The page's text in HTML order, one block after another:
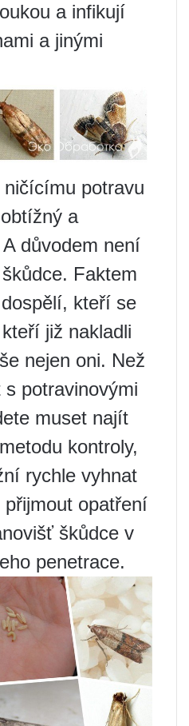
a infikují
a jinými
potravu
a
důvodem není
Faktem
kteří se
již nakladli
nejen oni. Než
potravinovými
muset najít
kontroly,
rychle vyhnat
opatření
škůdce v
penetrace.